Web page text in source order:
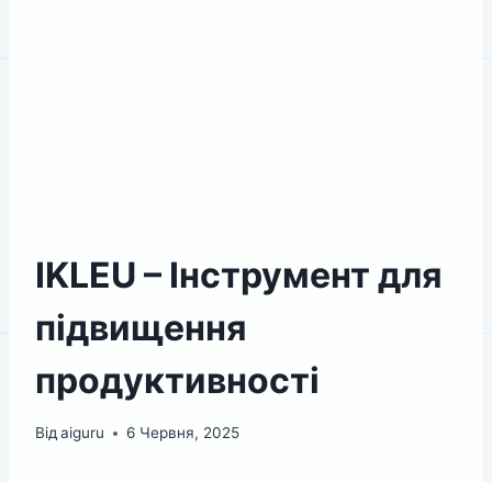
IKLEU – Інструмент для
підвищення
продуктивності
Відaiguru 6 Червня, 2025